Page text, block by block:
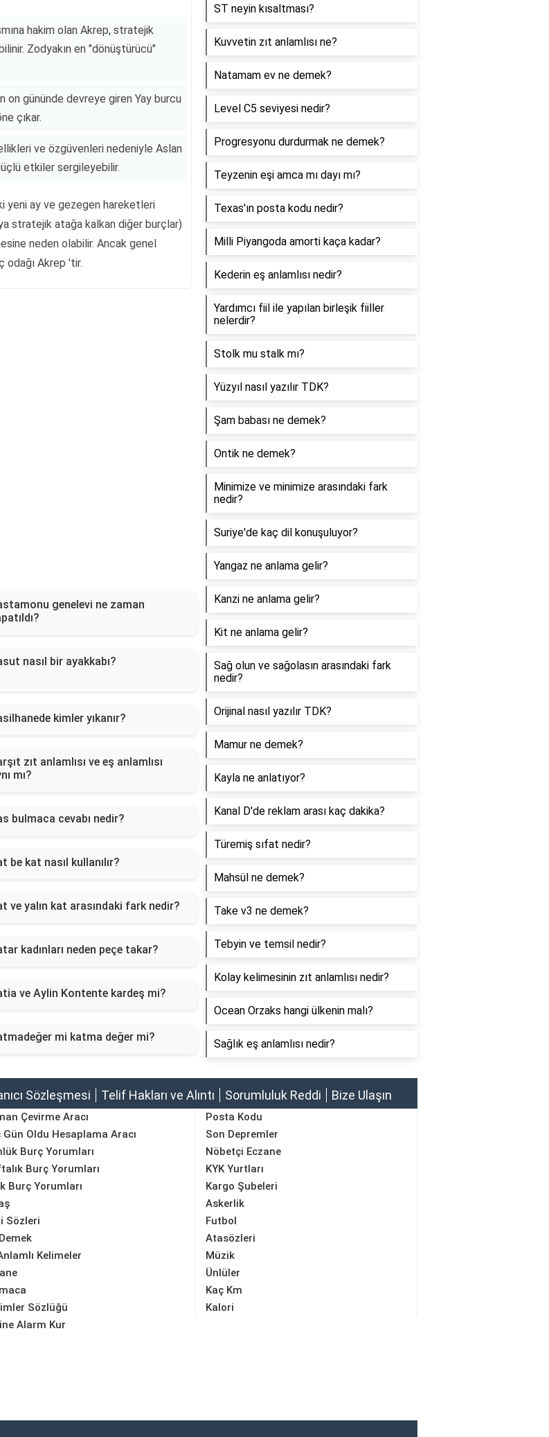
hakim olan Akrep, stratejik
Zodyakın en "dönüştürücü"
on gününde devreye giren Yay burcu
çıkar.
ve özgüvenleri nedeniyle Aslan
etkiler sergileyebilir.
yeni ay ve gezegen hareketleri
stratejik atağa kalkan diğer burçlar)
neden olabilir. Ancak genel
odağı Akrep 'tir.
genelevi ne zaman
nasıl bir ayakkabı?
kimler yıkanır?
zıt anlamlısı ve eş anlamlısı
mı?
bulmaca cevabı nedir?
be kat nasıl kullanılır?
ve yalın kat arasındaki fark nedir?
kadınları neden peçe takar?
ve Aylin Kontente kardeş mi?
mi katma değer mi?
ST neyin kısaltması?
Kuvvetin zıt anlamlısı ne?
Natamam ev ne demek?
Level C5 seviyesi nedir?
Progresyonu durdurmak ne demek?
Teyzenin eşi amca mı dayı mı?
Texas'ın posta kodu nedir?
Milli Piyangoda amorti kaça kadar?
Kederin eş anlamlısı nedir?
Yardımcı fiil ile yapılan birleşik fiiller
nelerdir?
Stolk mu stalk mı?
Yüzyıl nasıl yazılır TDK?
Şam babası ne demek?
Ontik ne demek?
Minimize ve minimize arasındaki fark
nedir?
Suriye'de kaç dil konuşuluyor?
Yangaz ne anlama gelir?
Kanzi ne anlama gelir?
Kit ne anlama gelir?
Sağ olun ve sağolasın arasındaki fark
nedir?
Orijinal nasıl yazılır TDK?
Mamur ne demek?
Kayla ne anlatıyor?
Kanal D'de reklam arası kaç dakika?
Türemiş sıfat nedir?
Mahsül ne demek?
Take v3 ne demek?
Tebyin ve temsil nedir?
Kolay kelimesinin zıt anlamlısı nedir?
Ocean Orzaks hangi ülkenin malı?
Sağlık eş anlamlısı nedir?
Sözleşmesi Telif Hakları ve Alıntı Sorumluluk Reddi Bize Ulaşın
Çevirme Aracı
Gün Oldu Hesaplama Aracı
Burç Yorumları
Burç Yorumları
Burç Yorumları
Posta Kodu
Son Depremler
Nöbetçi Eczane
KYK Yurtları
Kargo Şubeleri
Askerlik
Sözleri
Kelimeler
Sözlüğü
Futbol
Atasözleri
Müzik
Ünlüler
Kaç Km
Kalori
Alarm Kur